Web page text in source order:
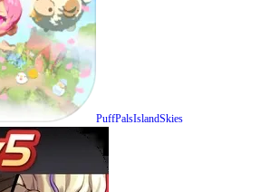
PuffPalsIslandSkies